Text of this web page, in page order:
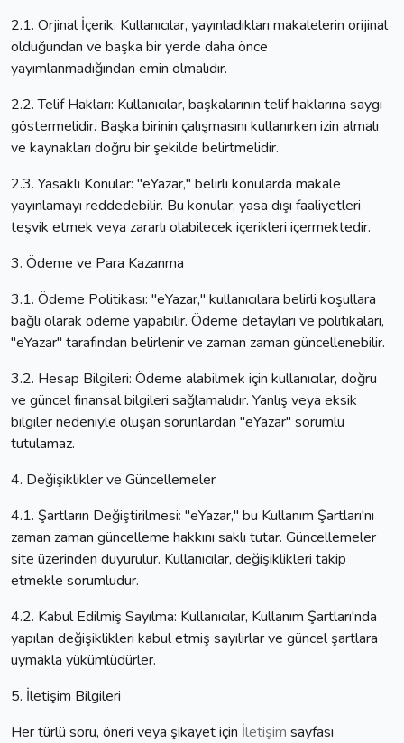
2.1. Orjinal İçerik: Kullanıcılar, yayınladıkları makalelerin orijinal
olduğundan ve başka bir yerde daha önce
yayımlanmadığından emin olmalıdır.
2.2. Telif Hakları: Kullanıcılar, başkalarının telif haklarına saygı
göstermelidir. Başka birinin çalışmasını kullanırken izin almalı
ve kaynakları doğru bir şekilde belirtmelidir.
2.3. Yasaklı Konular: "eYazar," belirli konularda makale
yayınlamayı reddedebilir. Bu konular, yasa dışı faaliyetleri
teşvik etmek veya zararlı olabilecek içerikleri içermektedir.
3. Ödeme ve Para Kazanma
3.1. Ödeme Politikası: "eYazar," kullanıcılara belirli koşullara
bağlı olarak ödeme yapabilir. Ödeme detayları ve politikaları,
"eYazar" tarafından belirlenir ve zaman zaman güncellenebilir.
3.2. Hesap Bilgileri: Ödeme alabilmek için kullanıcılar, doğru
ve güncel finansal bilgileri sağlamalıdır. Yanlış veya eksik
bilgiler nedeniyle oluşan sorunlardan "eYazar" sorumlu
tutulamaz.
4. Değişiklikler ve Güncellemeler
4.1. Şartların Değiştirilmesi: "eYazar," bu Kullanım Şartları'nı
zaman zaman güncelleme hakkını saklı tutar. Güncellemeler
site üzerinden duyurulur. Kullanıcılar, değişiklikleri takip
etmekle sorumludur.
4.2. Kabul Edilmiş Sayılma: Kullanıcılar, Kullanım Şartları'nda
yapılan değişiklikleri kabul etmiş sayılırlar ve güncel şartlara
uymakla yükümlüdürler.
5. İletişim Bilgileri
Her türlü soru, öneri veya şikayet için İletişim sayfası